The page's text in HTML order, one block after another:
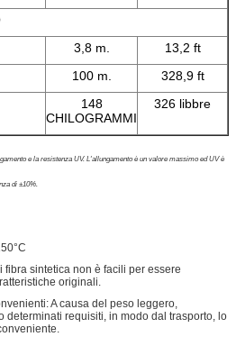
3,8 m.
13,2 ft
100 m.
328,9 ft
148
CHILOGRAMMI
326 libbre
e la resistenza UV. L'allungamento è un valore massimo ed UV è
di ±10%.
sintetica non è facili per essere
originali.
A causa del peso leggero,
determinati requisiti, in modo dal trasporto, lo